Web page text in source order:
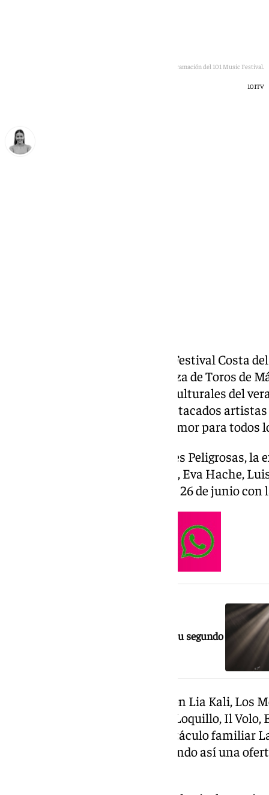
Programación del 101 Music Festival.
101TV
La sexta edición del 101 Music Festival Costa
los meses de junio y julio, la Plaza de Toros de
uno de los grandes escenarios culturales del
programación que reunirá a destacados
espectáculos familiares y de humor para todos
Tras la inauguración con Mentes Peligrosas,
protagonizada por Galder Varas, Eva Hache,
festival continuará este viernes 26 de junio
Malagueta: Valeria Castro presenta su segundo
La programación continuará con Lia Kali, Los
Marta Santos, Aguilera y Meni, Loquillo, Il
cartel también incluye el espectáculo familiar
Las Heroínas del K-Pop, ampliando así una